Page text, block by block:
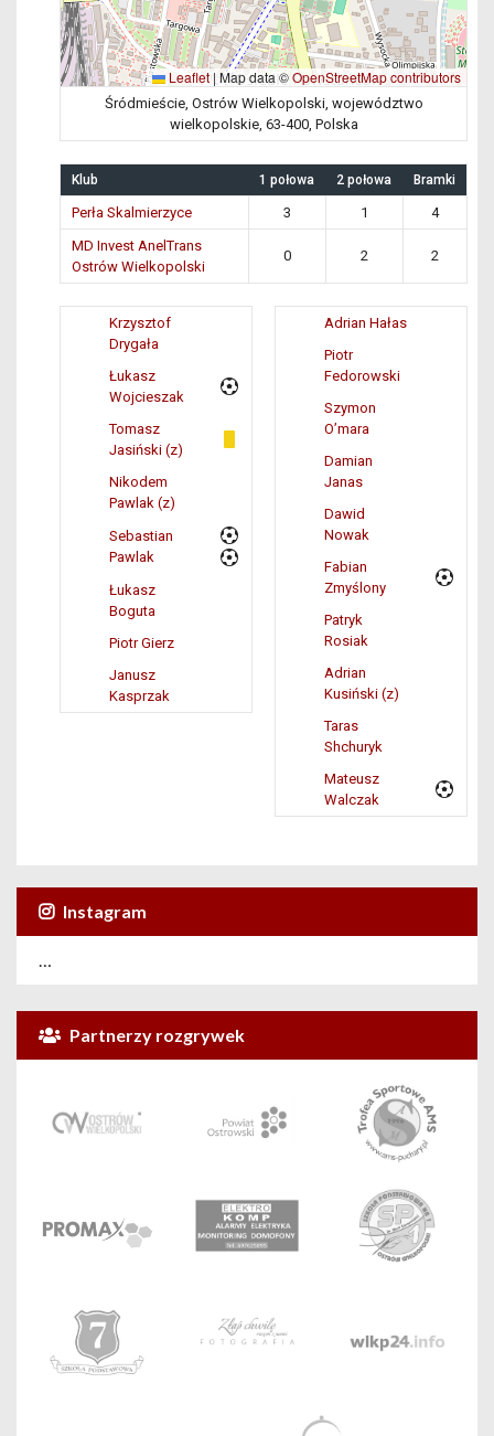
Leaflet | Map data ©OpenStreetMap contributors
Śródmieście, Ostrów Wielkopolski, województwo
wielkopolskie, 63-400, Polska
Klub 1 połowa 2 połowa Bramki
Perła Skalmierzyce 3 1
4
MD Invest AnelTrans
Ostrów Wielkopolski
0 2 2
Krzysztof
Drygała
Łukasz
Wojcieszak
Tomasz
Jasiński (z)
Nikodem
Pawlak (z)
Sebastian
Pawlak
Łukasz
Boguta
Piotr Gierz
Janusz
Kasprzak
Adrian Hałas
Piotr
Fedorowski
Szymon
O’mara
Damian
Janas
Dawid
Nowak
Fabian
Zmyślony
Patryk
Rosiak
Adrian
Kusiński (z)
Taras
Shchuryk
Mateusz
Walczak
Instagram
…
Partnerzy rozgrywek